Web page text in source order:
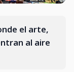
el arte,
al aire